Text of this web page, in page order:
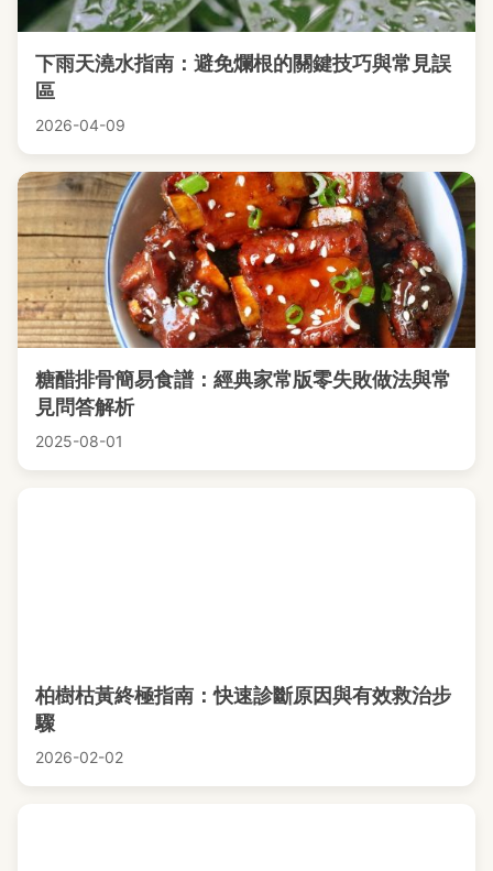
下雨天澆水指南：避免爛根的關鍵技巧與常見誤
區
2026-04-09
糖醋排骨簡易食譜：經典家常版零失敗做法與常
見問答解析
2025-08-01
柏樹枯黃終極指南：快速診斷原因與有效救治步
驟
2026-02-02